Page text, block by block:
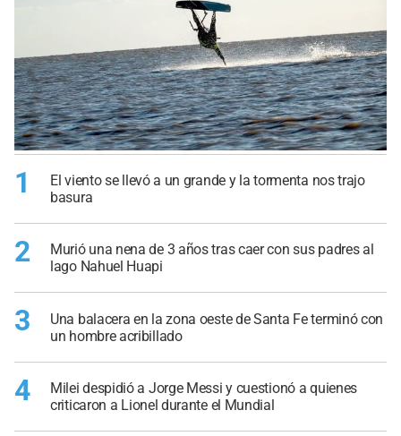
1
El viento se llevó a un grande y la tormenta nos trajo
basura
2
Murió una nena de 3 años tras caer con sus padres al
lago Nahuel Huapi
3
Una balacera en la zona oeste de Santa Fe terminó con
un hombre acribillado
4
Milei despidió a Jorge Messi y cuestionó a quienes
criticaron a Lionel durante el Mundial